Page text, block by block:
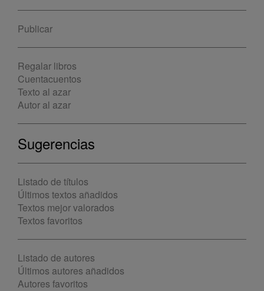
Publicar
Regalar libros
Cuentacuentos
Texto al azar
Autor al azar
Sugerencias
Listado de títulos
Últimos textos añadidos
Textos mejor valorados
Textos favoritos
Listado de autores
Últimos autores añadidos
Autores favoritos